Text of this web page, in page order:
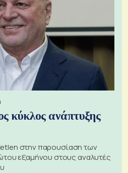
κύκλος ανάπτυξης
στην παρουσίαση των
εξαμήνου στους αναλυτές